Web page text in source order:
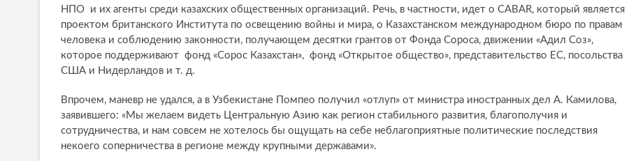
НПО и их агенты среди казахских общественных организаций. Речь, в частности, идет о CABAR, который является
проектом британского Института по освещению войны и мира, о Казахстанском международном бюро по правам
человека и соблюдению законности, получающем десятки грантов от Фонда Сороса, движении «Адил Соз»,
которое поддерживают фонд «Сорос Казахстан», фонд «Открытое общество», представительство ЕС, посольства
США и Нидерландов и т. д.
Впрочем, маневр не удался, а в Узбекистане Помпео получил «отлуп» от министра иностранных дел А. Камилова,
заявившего: «Мы желаем видеть Центральную Азию как регион стабильного развития, благополучия и
сотрудничества, и нам совсем не хотелось бы ощущать на себе неблагоприятные политические последствия
некоего соперничества в регионе между крупными державами».